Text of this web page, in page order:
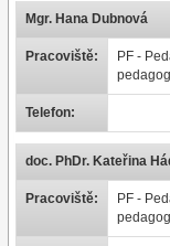
Mgr. Hana Dubnová
Pracoviště:
PF -
Telefon:
doc. PhDr. Kateřina
Pracoviště:
PF -